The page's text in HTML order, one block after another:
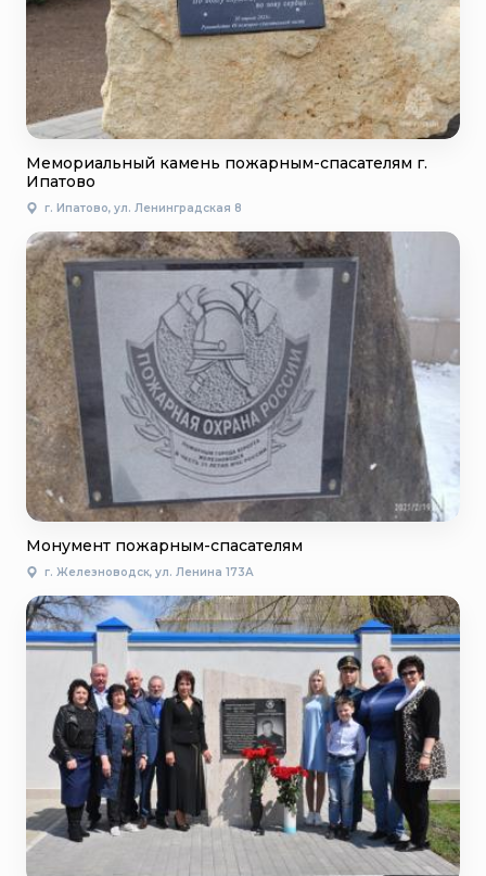
Мемориальный камень пожарным-спасателям г.
Ипатово
г. Ипатово, ул. Ленинградская 8
Монумент пожарным-спасателям
г. Железноводск, ул. Ленина 173А